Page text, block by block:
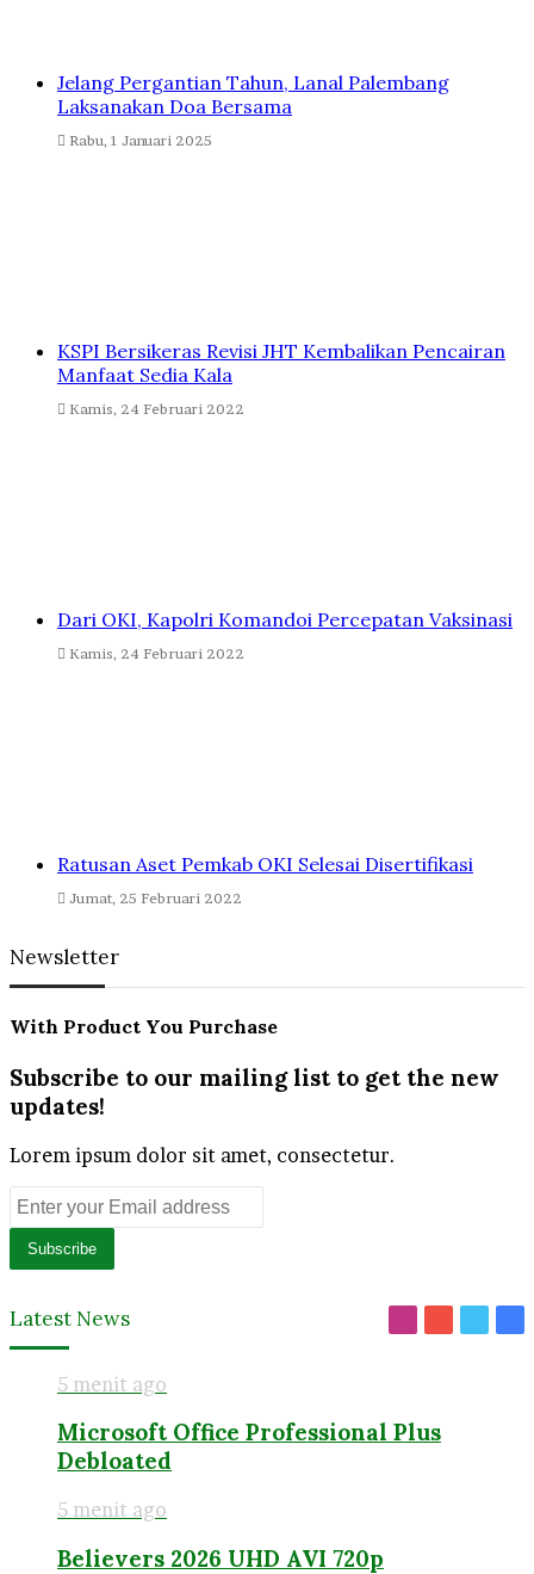
Jelang Pergantian Tahun, Lanal Palembang
Laksanakan Doa Bersama
Rabu, 1 Januari 2025
KSPI Bersikeras Revisi JHT Kembalikan Pencairan
Manfaat Sedia Kala
Kamis, 24 Februari 2022
Dari OKI, Kapolri Komandoi Percepatan Vaksinasi
Kamis, 24 Februari 2022
Ratusan Aset Pemkab OKI Selesai Disertifikasi
Jumat, 25 Februari 2022
Newsletter
With Product You Purchase
Subscribe to our mailing list to get the new
updates!
Lorem ipsum dolor sit amet, consectetur.
Enter
your
Email
address
Latest News
5 menit ago
Microsoft Office Professional Plus
Debloated
5 menit ago
Believers 2026 UHD AVI 720p